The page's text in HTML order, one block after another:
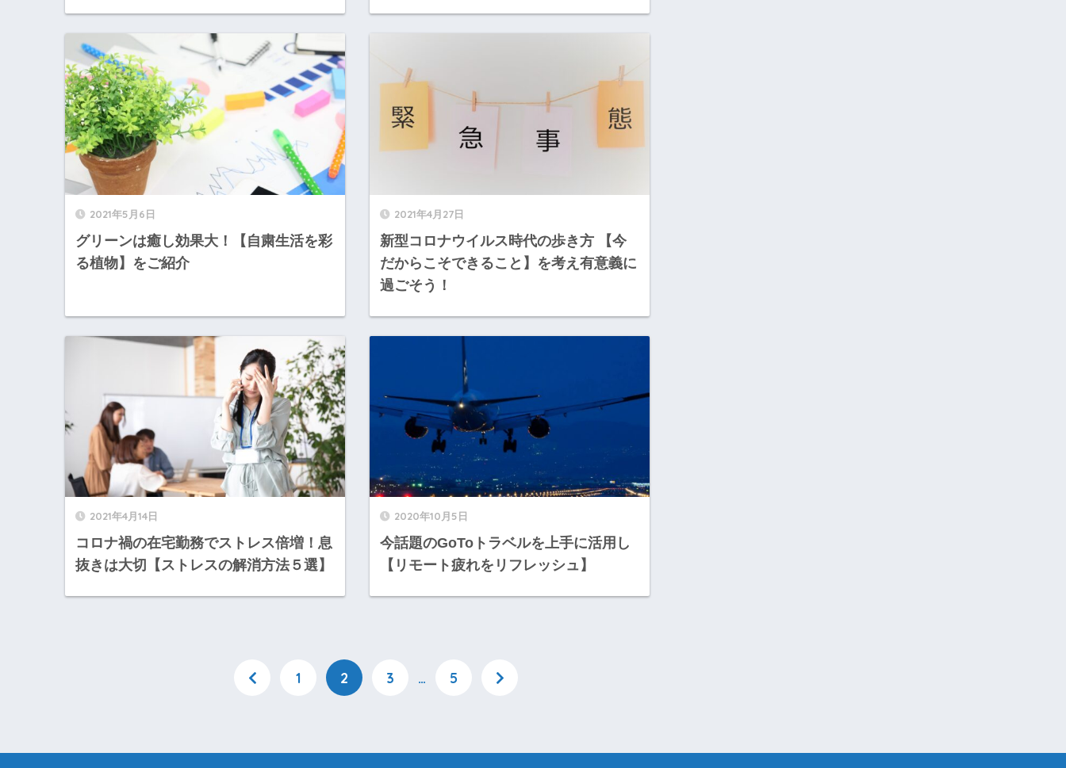
2021年5月6日
グリーンは癒し効果大！【自粛生活を彩
る植物】をご紹介
2021年4月27日
新型コロナウイルス時代の歩き方 【今
だからこそできること】を考え有意義に
過ごそう！
2021年4月14日
コロナ禍の在宅勤務でストレス倍増！息
抜きは大切【ストレスの解消方法５選】
2020年10月5日
今話題のGoToトラベルを上手に活用し
【リモート疲れをリフレッシュ】
1 2 3 … 5